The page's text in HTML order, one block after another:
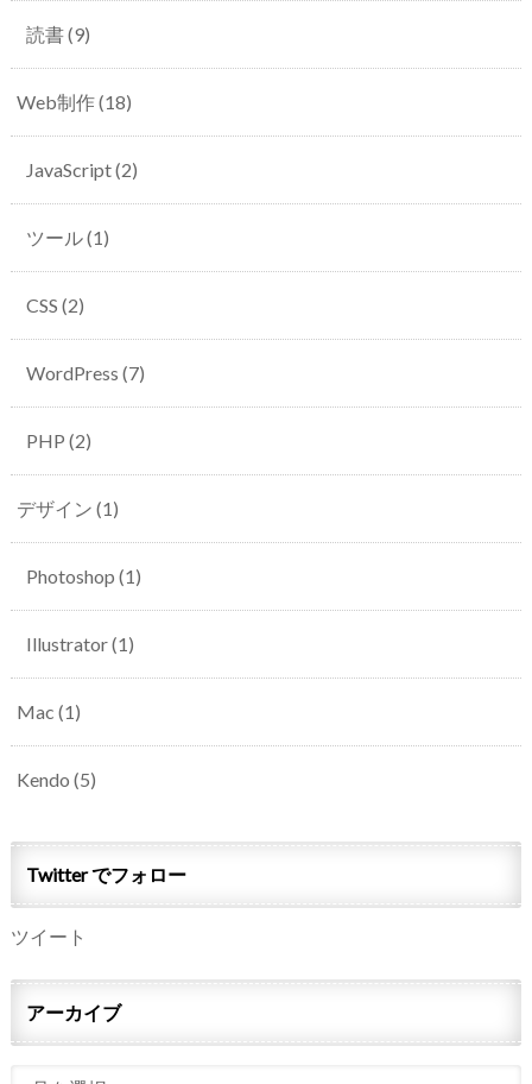
読書(9)
Web制作(18)
JavaScript(2)
ツール(1)
CSS (2)
WordPress (7)
PHP (2)
デザイン (1)
Photoshop (1)
Illustrator(1)
Mac (1)
Kendo (5)
Twitter でフォロー
ツイート
アーカイブ